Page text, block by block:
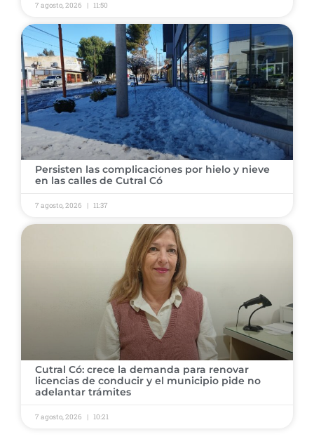
7 agosto, 2026 11:50
Persisten las complicaciones por hielo y nieve
en las calles de Cutral Có
7 agosto, 2026 11:37
Cutral Có: crece la demanda para renovar
licencias de conducir y el municipio pide no
adelantar trámites
7 agosto, 2026 10:21